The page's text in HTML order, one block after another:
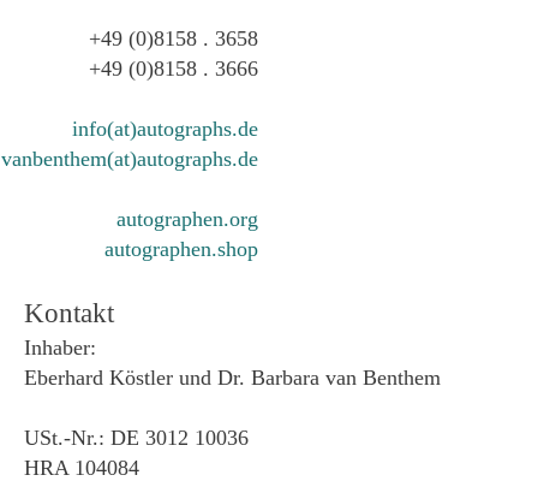
+49 (0)8158 . 3658
+49 (0)8158 . 3666
info(at)autographs.de
vanbenthem(at)autographs.de
autographen.org
autographen.shop
Kontakt
Inhaber:
Eberhard Köstler und Dr. Barbara van Benthem
USt.-Nr.: DE 3012 10036
HRA 104084